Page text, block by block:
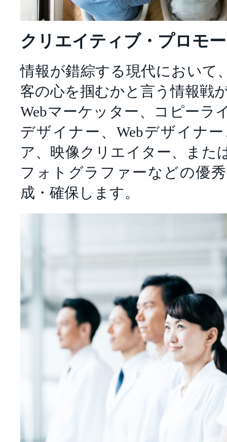
クリエイティブ・プロモ
情報が錯綜する現代において
客の心を掴むかと言う情報戦
Webマーケッター、コピーラ
デザイナー、Webデザイナ
ア、映像クリエイター、また
フォトグラファーなどの優
成・確保します。